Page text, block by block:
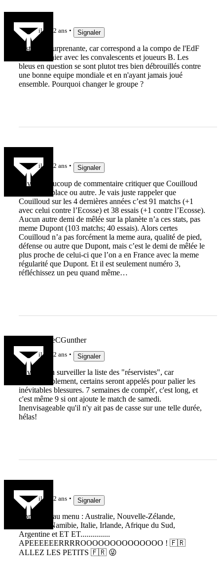
il y a 2 ans Signaler
Liste peu surprenante, car correspond a la compo de l'EdF
le WE dernier avec les convalescents et joueurs B. Les
bleus en question se sont plutot tres bien débrouillés contre
une bonne equipe mondiale et en n'ayant jamais joué
ensemble. Pourquoi changer le groupe ?
il y a 2 ans Signaler
Je vois beaucoup de commentaire critiquer que Couilloud
n’a pas sa place ou autre. Je vais juste rappeler que
Couilloud sur les 4 dernières années c’est 91 matchs (+1
avec celui contre l’Ecosse) et 38 essais (+1 contre l’Ecosse).
Aucun autre demi de mêlée sur la planète n’a ces stats, pas
meme Dupont (103 matchs; 40 essais). Alors certes
Couilloud n’a pas forcément la meme aura, qualité de pied,
défense ou autre que Dupont, mais c’est le demi de mêlée le
plus proche de celui-ci que l’on a en France avec la meme
régularité que Dupont. Et il est seulement numéro 3,
réfléchissez un peu quand même…
lebonbernieCGunther
il y a 2 ans Signaler
Je vais bien surveiller la liste des "réservistes", car
immanquablement, certains seront appelés pour palier les
inévitables blessures. 7 semaines de compèt', c'est long, et
c'est même 9 si ont ajoute le match de samedi.
Inenvisageable qu'il n'y ait pas de casse sur une telle durée,
hélas!
il y a 2 ans Signaler
alors donc au menu : Australie, Nouvelle-Zélande,
Uruguay, Namibie, Italie, Irlande, Afrique du Sud,
Argentine et ET ET...............
APEEEEEERRRROOOOOOOOOOOOOO ! 🇫🇷
ALLEZ LES PETITS 🇫🇷 😜